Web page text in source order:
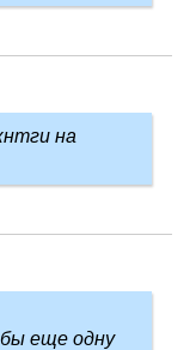
на
еще одну